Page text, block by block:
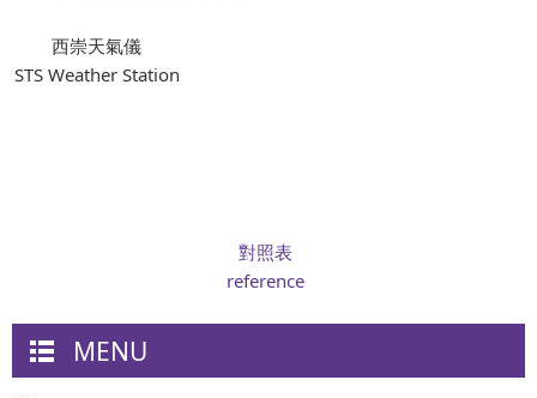
西崇天氣儀
STS Weather Station
對照表
reference
MENU